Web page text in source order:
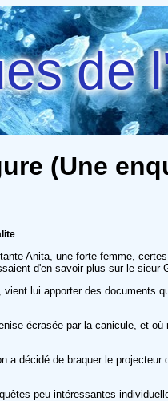
de
(Une
Anita, une forte femme,
d'en savoir plus sur le sieur
lui apporter des
écrasée par la canicule, et
décidé de braquer le
peu intéressantes